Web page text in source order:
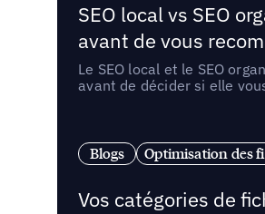
SEO local vs SEO
avant de vous
Le SEO local et le SEO
avant de décider si elle
Blogs Optimisation des
Vos catégories de